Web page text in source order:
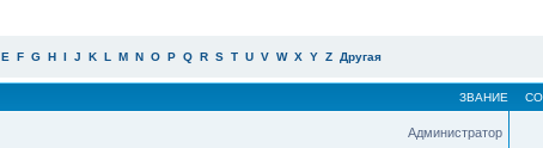
E F G H I J K L M N O P Q R S T U V W X Y Z Другая
ЗВАНИЕ
Администратор